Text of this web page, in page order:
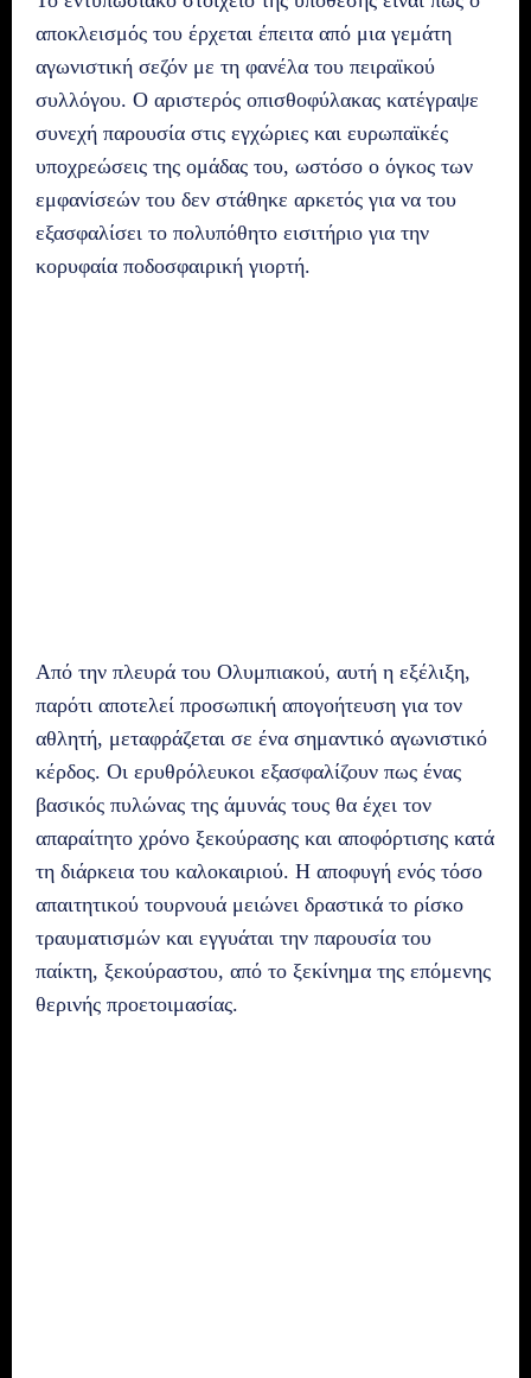
αποκλεισμός του έρχεται έπειτα από μια γεμάτη
αγωνιστική σεζόν με τη φανέλα του πειραϊκού
συλλόγου. Ο αριστερός οπισθοφύλακας κατέγραψε
συνεχή παρουσία στις εγχώριες και ευρωπαϊκές
υποχρεώσεις της ομάδας του, ωστόσο ο όγκος των
εμφανίσεών του δεν στάθηκε αρκετός για να του
εξασφαλίσει το πολυπόθητο εισιτήριο για την
κορυφαία ποδοσφαιρική γιορτή.
Από την πλευρά του Ολυμπιακού, αυτή η εξέλιξη,
παρότι αποτελεί προσωπική απογοήτευση για τον
αθλητή, μεταφράζεται σε ένα σημαντικό αγωνιστικό
κέρδος. Οι ερυθρόλευκοι εξασφαλίζουν πως ένας
βασικός πυλώνας της άμυνάς τους θα έχει τον
απαραίτητο χρόνο ξεκούρασης και αποφόρτισης κατά
τη διάρκεια του καλοκαιριού. Η αποφυγή ενός τόσο
απαιτητικού τουρνουά μειώνει δραστικά το ρίσκο
τραυματισμών και εγγυάται την παρουσία του
παίκτη, ξεκούραστου, από το ξεκίνημα της επόμενης
θερινής προετοιμασίας.